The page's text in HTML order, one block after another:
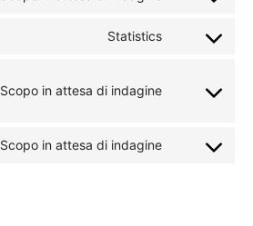
service
Consent
service
Statistics
Consent
service
Scopo in attesa di indagine
Consent
service
Scopo in attesa di indagine
Consent